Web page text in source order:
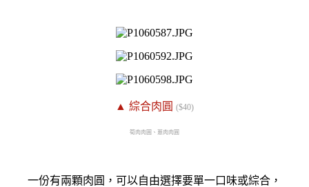
▲ 綜合肉圓 ($40)
筍肉肉圓、蔥肉肉圓
一份有兩顆肉圓，可以自由選擇要單一口味或綜合，